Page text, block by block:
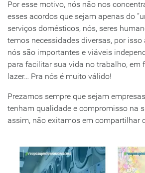
Por esse motivo, nós não nos
esses acordos que sejam apenas do
serviços domésticos, nós, seres
temos necessidades diversas, por isso
nós são importantes e viáveis
para facilitar sua vida no trabalho, em
lazer… Pra nós é muito válido!
Prezamos sempre que sejam
tenham qualidade e compromisso na
assim, não exitamos em compartilhar